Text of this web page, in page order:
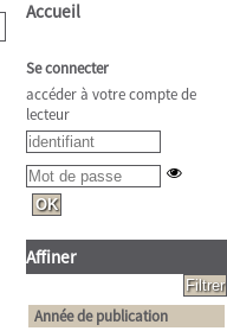
Accueil
Se connecter
accéder à votre compte de
lecteur
Affiner
Année de publication